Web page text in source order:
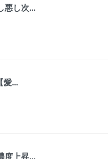
悪し次…
愛…
度上昇…